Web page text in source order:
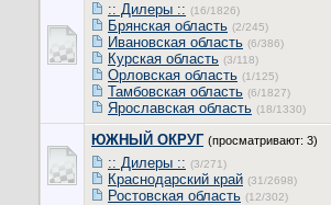
:: Дилеры :: (16/1826)
Брянская область (2/245)
Ивановская область (6/386)
Курская область (3/118)
Орловская область (1/125)
Тамбовская область (6/1827)
Ярославская область (18/1330)
ЮЖНЫЙ ОКРУГ (просматривают: 3)
:: Дилеры :: (3/271)
Краснодарский край (31/2698)
Ростовская область (12/302)